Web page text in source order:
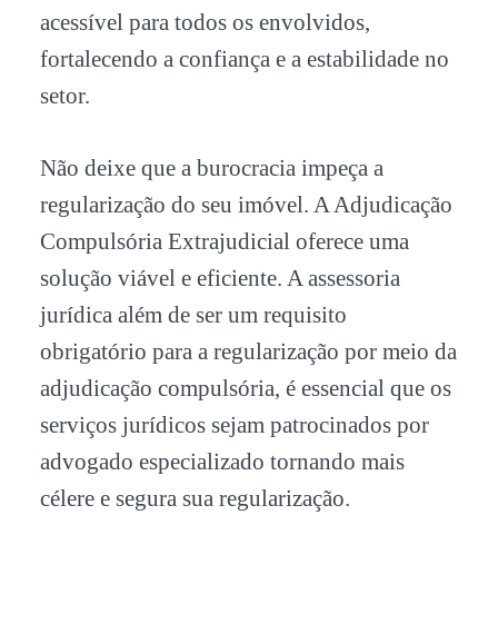
acessível para todos os envolvidos,
fortalecendo a confiança e a estabilidade no
setor.
Não deixe que a burocracia impeça a
regularização do seu imóvel. A Adjudicação
Compulsória Extrajudicial oferece uma
solução viável e eficiente. A assessoria
jurídica além de ser um requisito
obrigatório para a regularização por meio da
adjudicação compulsória, é essencial que os
serviços jurídicos sejam patrocinados por
advogado especializado tornando mais
célere e segura sua regularização.